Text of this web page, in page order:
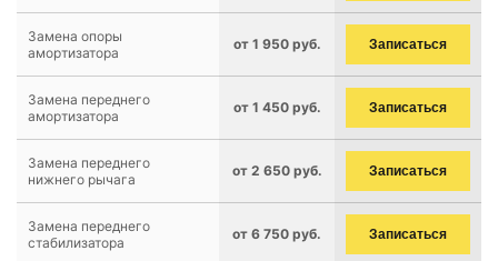
Замена опоры
амортизатора
от 1 950 руб. Записаться
Замена переднего
амортизатора
от 1 450 руб. Записаться
Замена переднего
нижнего рычага
от 2 650 руб. Записаться
Замена переднего
стабилизатора
от 6 750 руб. Записаться